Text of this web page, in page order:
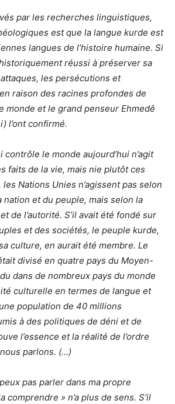
par les recherches linguistiques,
est que la langue kurde est
langues de l’histoire humaine. Si
réussi à préserver sa
les persécutions et
en raison des racines profondes de
monde et le grand penseur Ehmedê
l’ont confirmé.
contrôle le monde aujourd’hui n’agit
faits de la vie, mais nie plutôt ces
Nations Unies n’agissent pas selon
nation et du peuple, mais selon la
de l’autorité. S’il avait été fondé sur
et des sociétés, le peuple kurde,
culture, en aurait été membre. Le
divisé en quatre pays du Moyen-
dans de nombreux pays du monde
culturelle en termes de langue et
population de 40 millions
à des politiques de déni et de
l’essence et la réalité de l’ordre
parlons. (…)
pas parler dans ma propre
comprendre » n’a plus de sens. S’il